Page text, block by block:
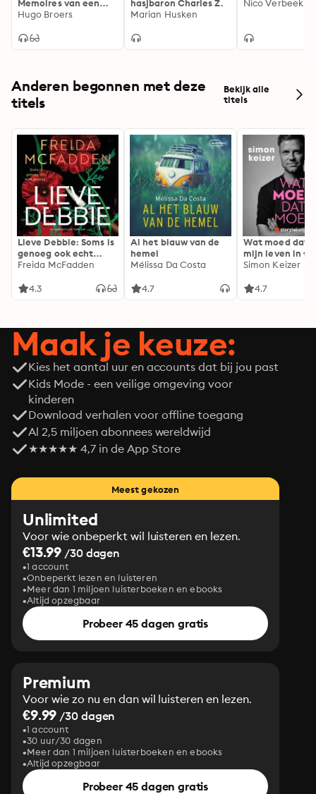
Memoires van een
legendarische boef
Hugo Broers
hasjbaron Charles Z.
Marian Husken
Nico Verbeek
Anderen begonnen met deze
titels
Bekijk alle
titels
Lieve Debbie: Soms is
genoeg ook echt
genoeg...
Freida McFadden
4.3
Al het blauw van de
hemel
Mélissa Da Costa
4.7
Wat moed dat
mijn leven in
Simon Keizer
4.7
Maak je keuze:
Kies het aantal uur en accounts dat bij jou past
Kids Mode - een veilige omgeving voor
kinderen
Download verhalen voor offline toegang
Al 2,5 miljoen abonnees wereldwijd
★★★★★ 4,7 in de App Store
Meest gekozen
Unlimited
Voor wie onbeperkt wil luisteren en lezen.
€13.99 /30 dagen
1 account
Onbeperkt lezen en luisteren
Meer dan 1 miljoen luisterboeken en ebooks
Altijd opzegbaar
Probeer 45 dagen gratis
Premium
Voor wie zo nu en dan wil luisteren en lezen.
€9.99 /30 dagen
1 account
30 uur/30 dagen
Meer dan 1 miljoen luisterboeken en ebooks
Altijd opzegbaar
Probeer 45 dagen gratis